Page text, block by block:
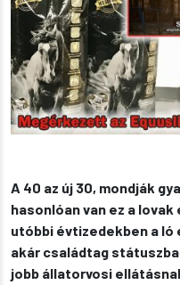
A 40 az új 30, mondják
hasonlóan van ez a
utóbbi évtizedekben a ló
akár családtag
jobb állatorvosi